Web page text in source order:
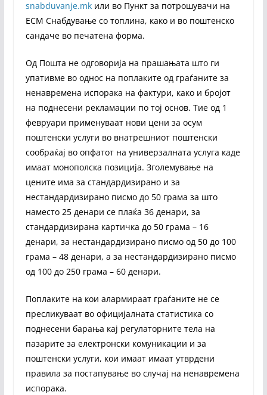
snabduvanje.mkили во Пункт за потрошувачи на
ЕСМ Снабдување со топлина, како и во поштенско
сандаче во печатена форма.
Од Пошта не одговорија на прашањата што ги
упативме во однос на поплаките од граѓаните за
ненавремена испорака на фактури, како и бројот
на поднесени рекламации по тој основ. Тие од 1
февруари применуваат нови цени за осум
поштенски услуги во внатрешниот поштенски
сообраќај во опфатот на универзалната услуга каде
имаат монополска позиција. Зголемување на
цените има за стандардизирано и за
нестандардизирано писмо до 50 грама за што
наместо 25 денари се плаќа 36 денари, за
стандардизирана картичка до 50 грама – 16
денари, за нестандардизирано писмо oд 50 до 100
грама – 48 денари, а за нестандардизирано писмо
од 100 до 250 грама – 60 денари.
Поплаките на кои алармираат граѓаните не се
пресликуваат во официјалната статистика со
поднесени барања кај регулаторните тела на
пазарите за електронски комуникации и за
поштенски услуги, кои имаат имаат утврдени
правила за постапување во случај на ненавремена
испорака.